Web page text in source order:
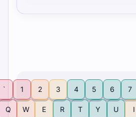
` 1 2 3 4 5 6 7
Q W E R T Y U I